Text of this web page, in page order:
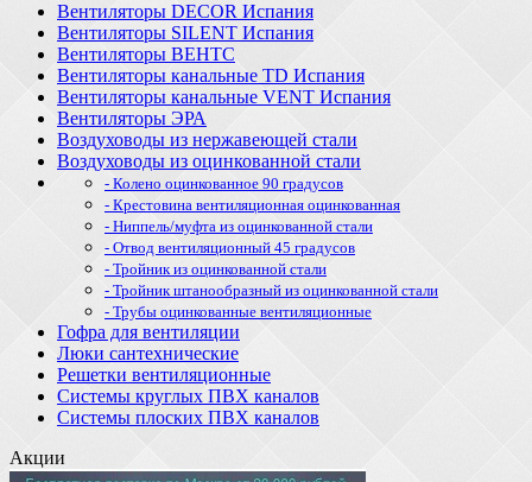
Вентиляторы DECOR Испания
Вентиляторы SILENT Испания
Вентиляторы ВЕНТС
Вентиляторы канальные TD Испания
Вентиляторы канальные VENT Испания
Вентиляторы ЭРА
Воздуховоды из нержавеющей стали
Воздуховоды из оцинкованной стали
- Колено оцинкованное 90 градусов
- Крестовина вентиляционная оцинкованная
- Ниппель/муфта из оцинкованной стали
- Отвод вентиляционный 45 градусов
- Тройник из оцинкованной стали
- Тройник штанообразный из оцинкованной стали
- Трубы оцинкованные вентиляционные
Гофра для вентиляции
Люки сантехнические
Решетки вентиляционные
Системы круглых ПВХ каналов
Системы плоских ПВХ каналов
Акции